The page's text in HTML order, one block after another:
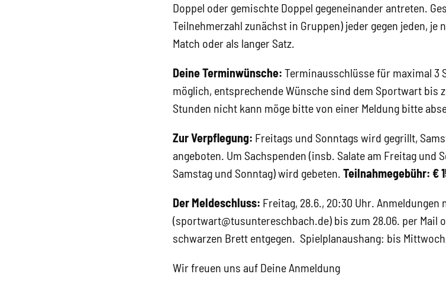
Doppel oder gemischte Doppel gegeneinander antreten.
Teilnehmerzahl zunächst in Gruppen) jeder gegen jeden, je
Match oder als langer Satz.
Deine Terminwünsche: Terminausschlüsse für maximal 3
möglich, entsprechende Wünsche sind dem Sportwart bis
Stunden nicht kann möge bitte von einer Meldung bitte
Zur Verpflegung: Freitags und Sonntags wird gegrillt,
angeboten. Um Sachspenden (insb. Salate am Freitag und
Samstag und Sonntag) wird gebeten. Teilnahmegebühr: €
Der Meldeschluss: Freitag, 28.6., 20:30 Uhr.
(sportwart@tusuntereschbach.de) bis zum 28.06. per Mail
schwarzen Brett entgegen. Spielplanaushang: bis
Wir freuen uns auf Deine Anmeldung